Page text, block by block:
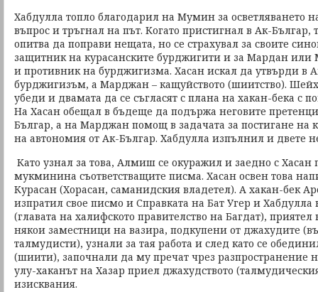
Хабдулла топло благодарил на Мумин за осветляването
въпрос и тръгнал на път. Когато пристигнал в Ак-
опитва да поправи нещата, но се страхувал за своите
защитник на курасанските бурджигити и за Мардан
и противник на бурджигизма. Хасан искал да утвърди в
бурджигизъм, а Марджан – кащуйството (шиитство).
убеди и двамата да се съгласят с плана на хакан-бека с
На Хасан обещал в бъдеще да подържа неговите
Българ, а на Марджан помощ в задачата за постигане на
на автономия от Ак-Българ. Хабдулла изпълнил и двете
Като узнал за това, Алмиш се окуражил и заедно с Хасан
мукминина съответстващите писма. Хасан освен това
Курасан (Хорасан, саманидския владетел). А хакан-бек
изпратил свое писмо и Справката на Бат Угер и Хабдулла
(главата на халифското правителство на Багдат),
някои заместници на вазира, подкупени от джахудите
талмудисти), узнали за тая работа и след като се
(шиити), започнали да му пречат чрез разпространение
улу-хаканът на Хазар приел джахудството
изисквания.